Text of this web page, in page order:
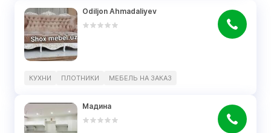
Odiljon Ahmadaliyev
КУХНИ ПЛОТНИКИ МЕБЕЛЬ НА ЗАКАЗ
Мадина